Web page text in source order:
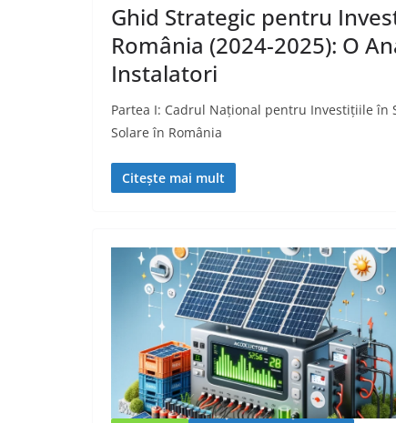
Ghid Strategic pentru
România (2024-2025): O
Instalatori
Partea I: Cadrul Național pentru Investițiile
Solare în România
Citește mai mult